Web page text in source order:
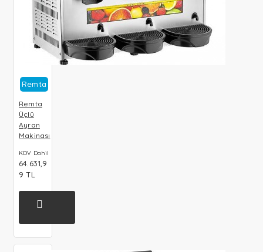
Remta
Remta
Üçlü
Ayran
Makinası
KDV Dahil
64.631,9
9 TL